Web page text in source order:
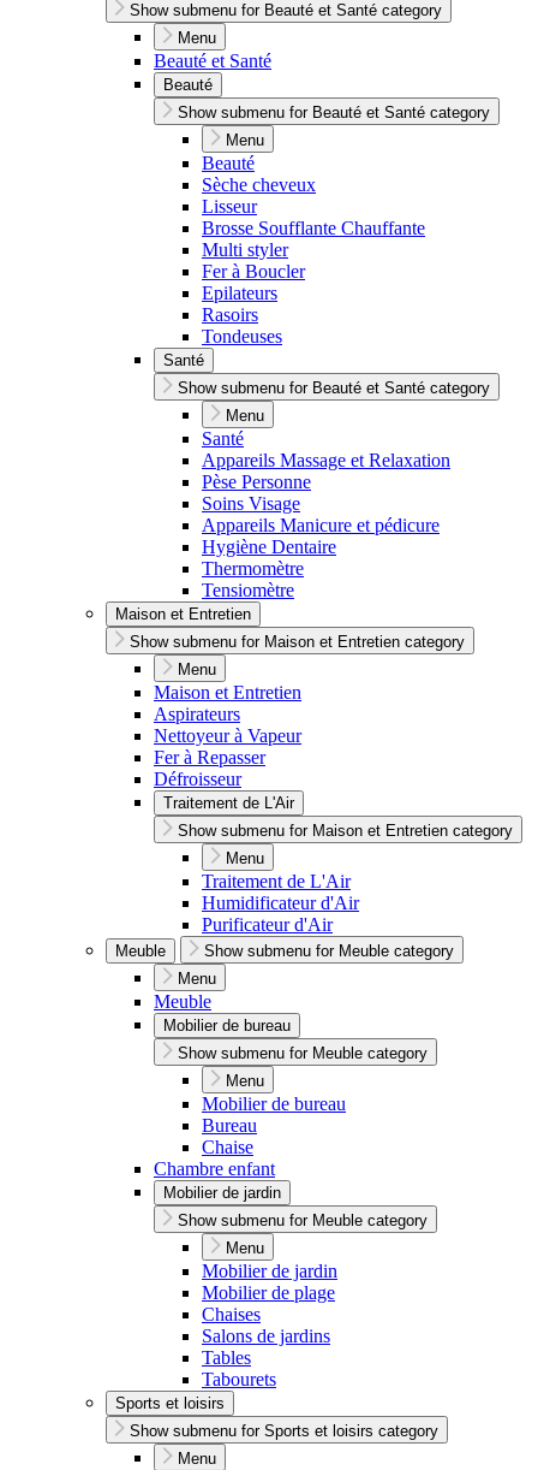
Show submenu for Beauté et Santé category
Menu
Beauté et Santé
Beauté
Show submenu for Beauté et Santé category
Menu
Beauté
Sèche cheveux
Lisseur
Brosse Soufflante Chauffante
Multi styler
Fer à Boucler
Epilateurs
Rasoirs
Tondeuses
Santé
Show submenu for Beauté et Santé category
Menu
Santé
Appareils Massage et Relaxation
Pèse Personne
Soins Visage
Appareils Manicure et pédicure
Hygiène Dentaire
Thermomètre
Tensiomètre
Maison et Entretien
Show submenu for Maison et Entretien category
Menu
Maison et Entretien
Aspirateurs
Nettoyeur à Vapeur
Fer à Repasser
Défroisseur
Traitement de L'Air
Show submenu for Maison et Entretien category
Menu
Traitement de L'Air
Humidificateur d'Air
Purificateur d'Air
Meuble
Show submenu for Meuble category
Menu
Meuble
Mobilier de bureau
Show submenu for Meuble category
Menu
Mobilier de bureau
Bureau
Chaise
Chambre enfant
Mobilier de jardin
Show submenu for Meuble category
Menu
Mobilier de jardin
Mobilier de plage
Chaises
Salons de jardins
Tables
Tabourets
Sports et loisirs
Show submenu for Sports et loisirs category
Menu